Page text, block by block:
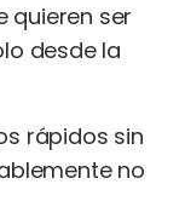
quieren ser
desde la
rápidos sin
no